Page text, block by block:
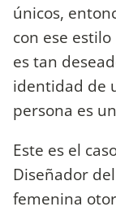
únicos,
con ese
es tan
identidad de
persona es
Este es el
Diseñador
femenina